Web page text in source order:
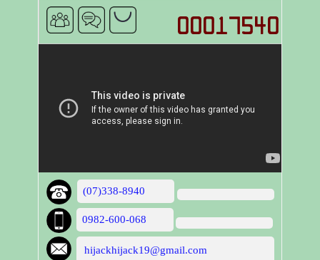
療與健康護理類企業組] 金牌獎 － MTS 分子標
靶軟體
✦ [美國匹茲堡國際發明展醫療組] 金牌獎 －
MTS 分子標靶軟體
✦ [國家發明獎章] 特等獎 － MTS 分子標靶軟體
【專長】：
(07)338-8940
0982-600-068
hijackhijack19@gmail.com